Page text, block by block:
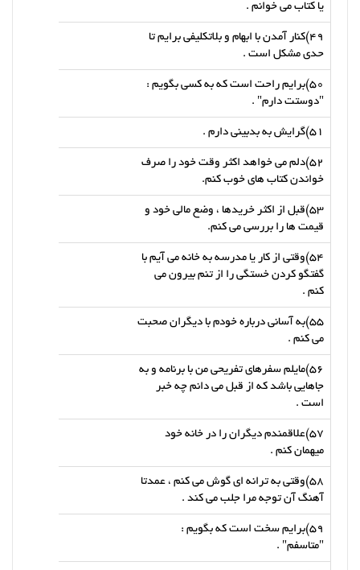
یا کتاب می خوانم .
49)کنار آمدن با ابهام و بلاتکلیفی برایم تا
حدی مشکل است .
50)برایم راحت است که به کسی بگویم :
"دوستت دارم" .
51)گرایش به بدبینی دارم .
52)دلم می خواهد اکثر وقت خود را صرف
خواندن کتاب های خوب کنم.
53)قبل از اکثر خریدها ، وضع مالی خود و
قیمت ها را بررسی می کنم.
54)وقتی از کار یا مدرسه به خانه می آیم با
گفتگو کردن خستگی را از تنم بیرون می
کنم .
55)به آسانی درباره خودم با دیگران صحبت
می کنم .
56)مایلم سفرهای تفریحی من با برنامه و به
جاهایی باشد که از قبل می دانم چه خبر
است .
57)علاقمندم دیگران را در خانه خود
میهمان کنم .
58)وقتی به ترانه ای گوش می کنم ، عمدتا
آهنگ آن توجه مرا جلب می کند .
59)برایم سخت است که بگویم :
"متاسفم" .